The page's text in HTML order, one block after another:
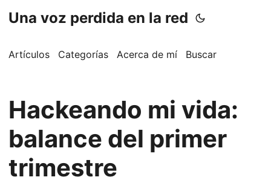
Una voz perdida en la red
Artículos Categorías Acerca de mí Buscar
Hackeando mi vida:
balance del primer
trimestre